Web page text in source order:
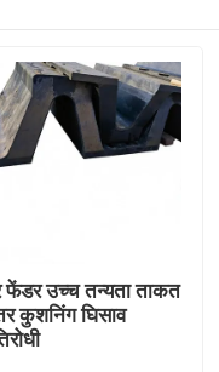
फेंडर उच्च तन्यता ताकत
कुशनिंग घिसाव